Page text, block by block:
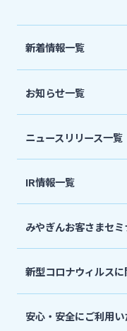
株主・投資家の皆
ニュースリリース
採用情報
新着情報一覧
お知らせ一覧
ニュースリリース一覧
IR情報一覧
みやぎんお客さまセミ
新型コロナウィルス
安心・安全にご利用